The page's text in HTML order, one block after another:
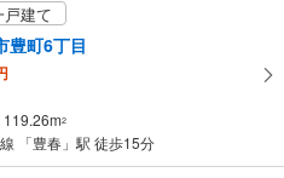
戸建て
豊町6丁目
119.26m2
「豊春」駅 徒歩15分